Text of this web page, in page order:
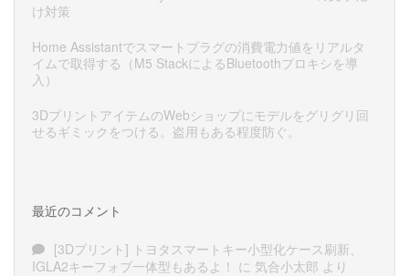
け対策
Home Assistantでスマートプラグの消費電力値をリアルタ
イムで取得する（M5 StackによるBluetoothプロキシを導
入）
3DプリントアイテムのWebショップにモデルをグリグリ回
せるギミックをつける。盗用もある程度防ぐ。
最近のコメント
[3Dプリント] トヨタスマートキー小型化ケース刷新、
IGLA2キーフォブ一体型もあるよ！ に 気合小太郎 より